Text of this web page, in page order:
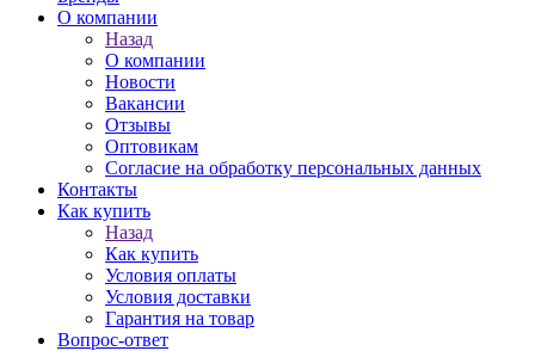
О компании
Назад
О компании
Новости
Вакансии
Отзывы
Оптовикам
Cогласие на обработку персональных данных
Контакты
Как купить
Назад
Как купить
Условия оплаты
Условия доставки
Гарантия на товар
Вопрос-ответ